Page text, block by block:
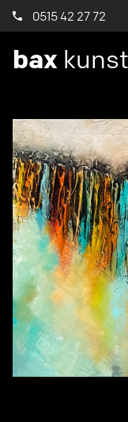
0515 42 27 72
bax kunst